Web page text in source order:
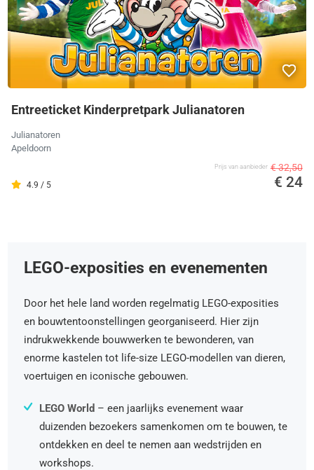
Entreeticket Kinderpretpark Julianatoren
Julianatoren
Apeldoorn
4.9 / 5
Prijs van aanbieder € 32,50
€ 24
LEGO-exposities en evenementen
Door het hele land worden regelmatig LEGO-exposities
en bouwtentoonstellingen georganiseerd. Hier zijn
indrukwekkende bouwwerken te bewonderen, van
enorme kastelen tot life-size LEGO-modellen van dieren,
voertuigen en iconische gebouwen.
LEGO World – een jaarlijks evenement waar
duizenden bezoekers samenkomen om te bouwen, te
ontdekken en deel te nemen aan wedstrijden en
workshops.